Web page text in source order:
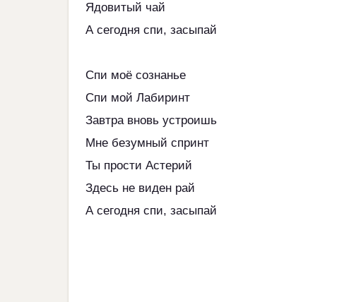
Ядовитый чай
А сегодня спи, засыпай
Спи моё сознанье
Спи мой Лабиринт
Завтра вновь устроишь
Мне безумный спринт
Ты прости Астерий
Здесь не виден рай
А сегодня спи, засыпай